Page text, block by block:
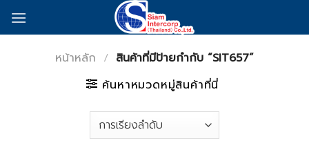
หน้าหลัก / สินค้าที่มีป้ายกำกับ “SIT657”
ค้นหาหมวดหมู่สินค้าที่นี่